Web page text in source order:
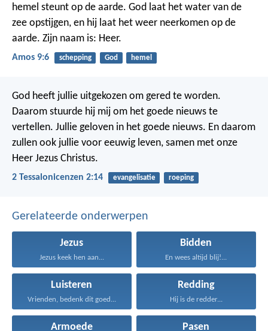
hemel steunt op de aarde. God laat het water van de
zee opstijgen, en hij laat het weer neerkomen op de
aarde. Zijn naam is: Heer.
Amos 9:6 schepping God hemel
God heeft jullie uitgekozen om gered te worden.
Daarom stuurde hij mij om het goede nieuws te
vertellen. Jullie geloven in het goede nieuws. En daarom
zullen ook jullie voor eeuwig leven, samen met onze
Heer Jezus Christus.
2 Tessalonicenzen 2:14 evangelisatie roeping
Gerelateerde onderwerpen
Jezus
Jezus keek hen aan...
Bidden
En wees altijd blij!...
Luisteren
Vrienden, bedenk dit goed...
Redding
Hij is de redder...
Armoede Pasen